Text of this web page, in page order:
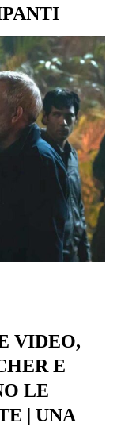
VIDEO,
E
LE
| UNA